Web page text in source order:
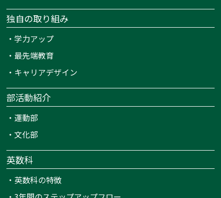
独自の取り組み
・学力アップ
・最先端教育
・ キャリアデザイン
部活動紹介
・運動部
・文化部
英数科
・ 英数科の特徴